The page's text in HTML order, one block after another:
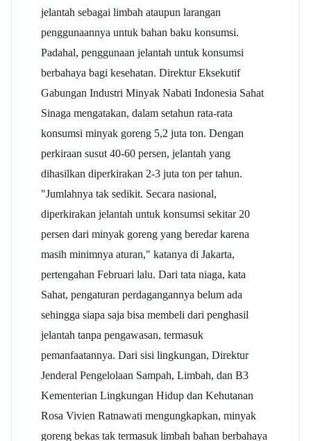
jelantah sebagai limbah ataupun larangan
penggunaannya untuk bahan baku konsumsi.
Padahal, penggunaan jelantah untuk konsumsi
berbahaya bagi kesehatan. Direktur Eksekutif
Gabungan Industri Minyak Nabati Indonesia Sahat
Sinaga mengatakan, dalam setahun rata-rata
konsumsi minyak goreng 5,2 juta ton. Dengan
perkiraan susut 40-60 persen, jelantah yang
dihasilkan diperkirakan 2-3 juta ton per tahun.
"Jumlahnya tak sedikit. Secara nasional,
diperkirakan jelantah untuk konsumsi sekitar 20
persen dari minyak goreng yang beredar karena
masih minimnya aturan," katanya di Jakarta,
pertengahan Februari lalu. Dari tata niaga, kata
Sahat, pengaturan perdagangannya belum ada
sehingga siapa saja bisa membeli dari penghasil
jelantah tanpa pengawasan, termasuk
pemanfaatannya. Dari sisi lingkungan, Direktur
Jenderal Pengelolaan Sampah, Limbah, dan B3
Kementerian Lingkungan Hidup dan Kehutanan
Rosa Vivien Ratnawati mengungkapkan, minyak
goreng bekas tak termasuk limbah bahan berbahaya